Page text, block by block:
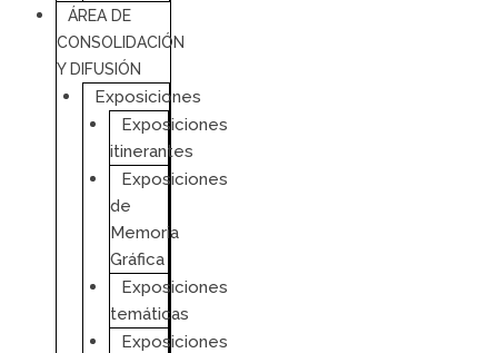
ÁREA DE
CONSOLIDACIÓN
Y DIFUSIÓN
Exposiciones
Exposiciones
itinerantes
Exposiciones
de
Memoria
Gráfica
Exposiciones
temáticas
Exposiciones